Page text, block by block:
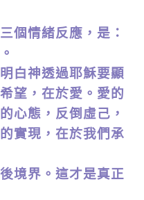
情緒反應，是：
神透過耶穌要顯
望，在於愛。愛的
心態，反倒虛己，
實現，在於我們承
界。這才是真正